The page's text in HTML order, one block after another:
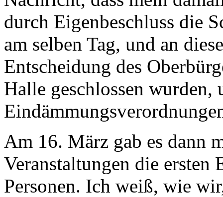
durch Eigenbeschluss die
am selben Tag, und an
Entscheidung des
Halle geschlossen
Am 16. März gab es dann
Veranstaltungen die ersten
Personen. Ich weiß, wie